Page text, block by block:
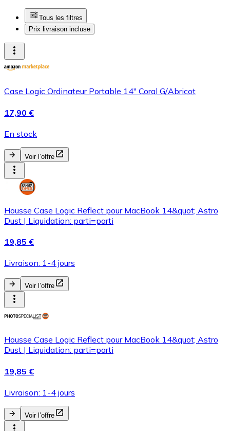
Tous les filtres
Prix livraison incluse
Case Logic Ordinateur Portable 14" Coral G/Abricot
17,90 €
En stock
Voir l’offre
Housse Case Logic Reflect pour MacBook 14&quot; Astro
Dust | Liquidation: parti=parti
19,85 €
Livraison: 1-4 jours
Voir l’offre
Housse Case Logic Reflect pour MacBook 14&quot; Astro
Dust | Liquidation: parti=parti
19,85 €
Livraison: 1-4 jours
Voir l’offre